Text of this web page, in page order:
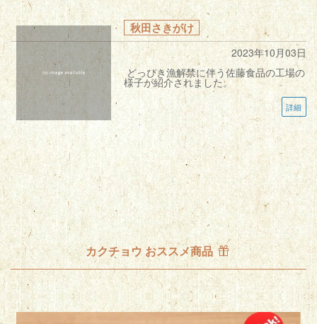
秋田さきがけ
2023年10月03日
どっぴき漁解禁に伴う佐藤食品の工場の
様子が紹介されました。
詳細
カクチョウ おススメ商品